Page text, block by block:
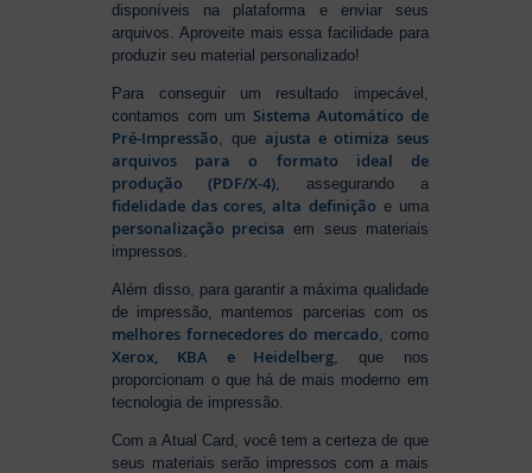
disponíveis na plataforma e enviar seus
arquivos. Aproveite mais essa facilidade para
produzir seu material personalizado!
Para conseguir um resultado impecável,
contamos com um Sistema Automático de
Pré-Impressão , queajusta e otimiza seus
arquivos para o formato ideal de
produção (PDF/X-4) , assegurando a
fidelidade das cores, alta definição e uma
personalização precisa em seus materiais
impressos.
Além disso, para garantir a máxima qualidade
de impressão, mantemos parcerias com os
melhores fornecedores do mercado , como
Xerox, KBA e Heidelberg , que nos
proporcionam o que há de mais moderno em
tecnologia de impressão.
Com a Atual Card, você tem a certeza de que
seus materiais serão impressos com a mais